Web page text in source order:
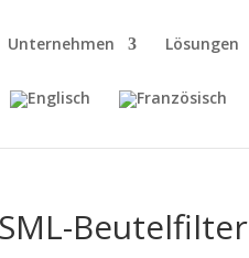
Unternehmen Lösungen
Beutelfilter